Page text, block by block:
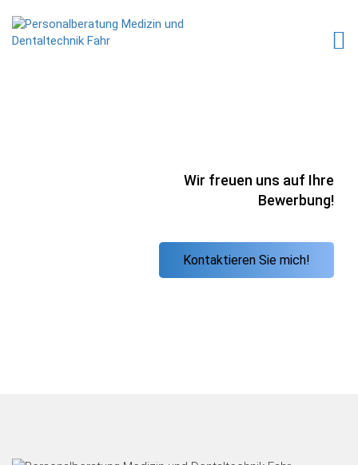
Wir freuen uns auf Ihre
Bewerbung!
Kontaktieren Sie mich!